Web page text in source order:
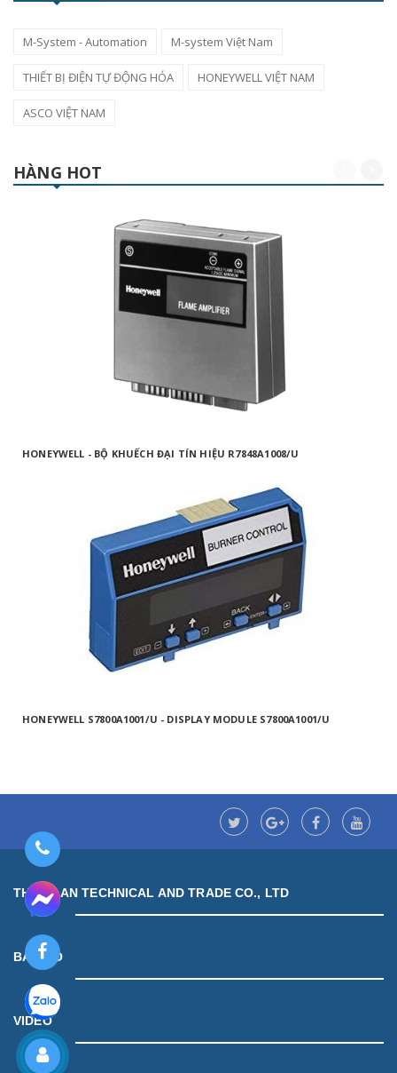
M-System - Automation M-system Việt Nam
THIẾT BỊ ĐIỆN TỰ ĐỘNG HÓA HONEYWELL VIỆT NAM
ASCO VIỆT NAM
HÀNG HOT
HONEYWELL - BỘ KHUẾCH ĐẠI TÍN HIỆU R7848A1008/U
HONEYWELL S7800A1001/U - DISPLAY MODULE S7800A1001/U
THUAN AN TECHNICAL AND TRADE CO., LTD
BẢN ĐỒ
VIDEO